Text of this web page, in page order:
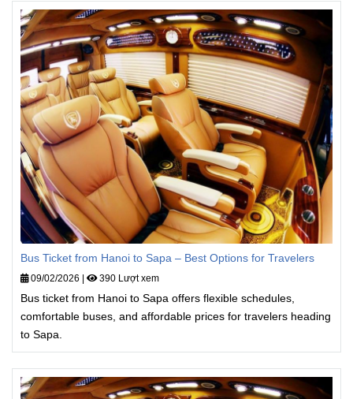
Bus Ticket from Hanoi to Sapa – Best Options for Travelers
09/02/2026 390 Lượt xem
Bus ticket from Hanoi to Sapa offers flexible schedules,
comfortable buses, and affordable prices for travelers heading
to Sapa.